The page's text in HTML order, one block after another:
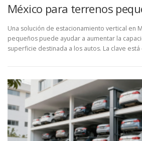
México para terrenos
Una solución de estacionamiento vertical en
pequeños puede ayudar a aumentar la
superficie destinada a los autos. La clave